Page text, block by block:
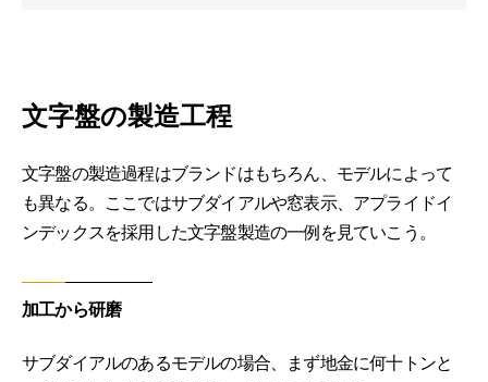
文字盤の製造工程
文字盤の製造過程はブランドはもちろん、モデルによって
も異なる。ここではサブダイアルや窓表示、アプライドイ
ンデックスを採用した文字盤製造の一例を見ていこう。
加工から研磨
サブダイアルのあるモデルの場合、まず地金に何十トンと